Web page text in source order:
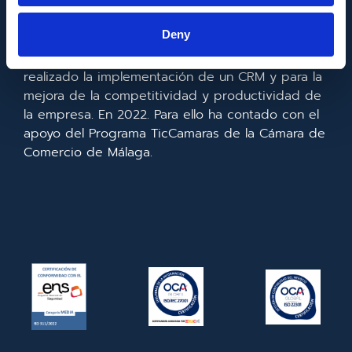
Deny
la información y de las comunicaciones y el
acceso a las mismas y gracias al que ha
realizado la implementación de un CRM y para la
mejora de la competitividad y productividad de
la empresa. En 2022. Para ello ha contado con el
apoyo del Programa TicCamaras de la Cámara de
Comercio de Málaga.